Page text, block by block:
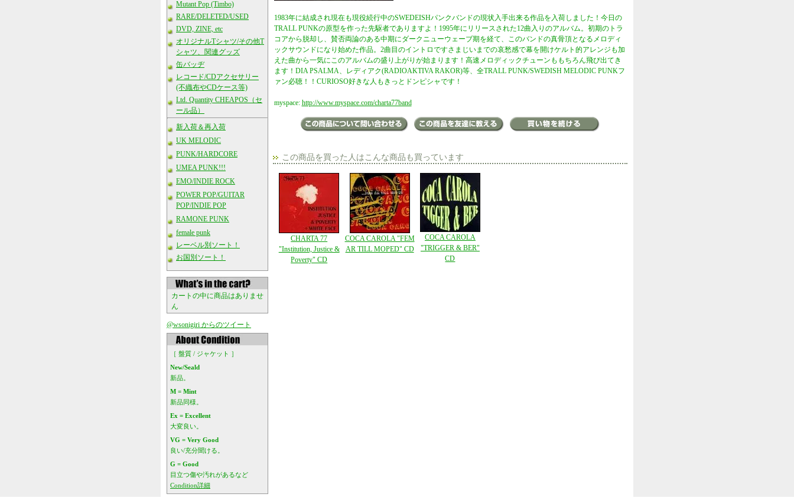
Mutant Pop (Timbo)
RARE/DELETED/USED
DVD, ZINE, etc
オリジナルTシャツ/その他T
シャツ、関連グッズ
缶バッヂ
レコード/CDアクセサリー
(不織布やCDケース等)
Ltd. Quantity CHEAPOS（セ
ール品）
新入荷＆再入荷
UK MELODIC
PUNK/HARDCORE
UMEA PUNK!!!
EMO/INDIE ROCK
POWER POP/GUITAR
POP/INDIE POP
RAMONE PUNK
female punk
レーベル別ソート！
お国別ソート！
カートの中に商品はありませ
ん
@wsonigiri からのツイート
［ 盤質 / ジャケット ］
New/Seald
新品。
M = Mint
新品同様。
Ex = Excellent
大変良い。
VG = Very Good
良い/充分聞ける。
G = Good
目立つ傷や汚れがあるなど
Condition詳細
1983年に結成され現在も現役続行中のSWEDEISHパンクバンドの現状入手出来る作品を入荷しました！今日の
TRALL PUNKの原型を作った先駆者でありますよ！1995年にリリースされた12曲入りのアルバム。初期のトラ
コアから脱却し、賛否両論のある中期にダークニューウェーブ期を経て、このバンドの真骨頂となるメロディ
ックサウンドになり始めた作品。2曲目のイントロですさまじいまでの哀愁感で幕を開けケルト的アレンジも加
えた曲から一気にこのアルバムの盛り上がりが始まります！高速メロディックチューンももちろん飛び出てき
ます！DIA PSALMA、レディアク(RADIOAKTIVA RAKOR)等、全TRALL PUNK/SWEDISH MELODIC PUNKフ
ァン必聴！！CURIOSO好きな人もきっとドンピシャです！
myspace: http://www.myspace.com/charta77band
この商品を買った人はこんな商品も買っています
CHARTA 77
"Institution, Justice &
Poverty" CD
COCA CAROLA "FEM
AR TILL MOPED" CD
COCA CAROLA
"TRIGGER & BER"
CD